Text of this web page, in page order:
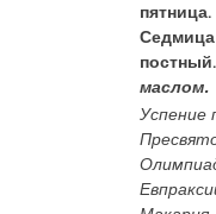
пятница.
Седмица
маслом.
Успение